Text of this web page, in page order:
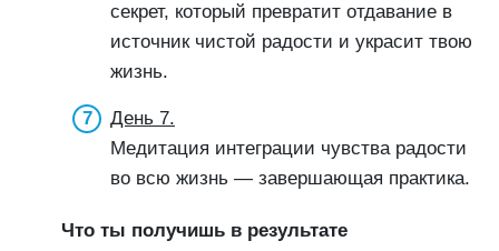
секрет, который превратит отдавание в
источник чистой радости и украсит твою
жизнь.
День 7.
Медитация интеграции чувства радости
во всю жизнь — завершающая практика.
Что ты получишь в результате